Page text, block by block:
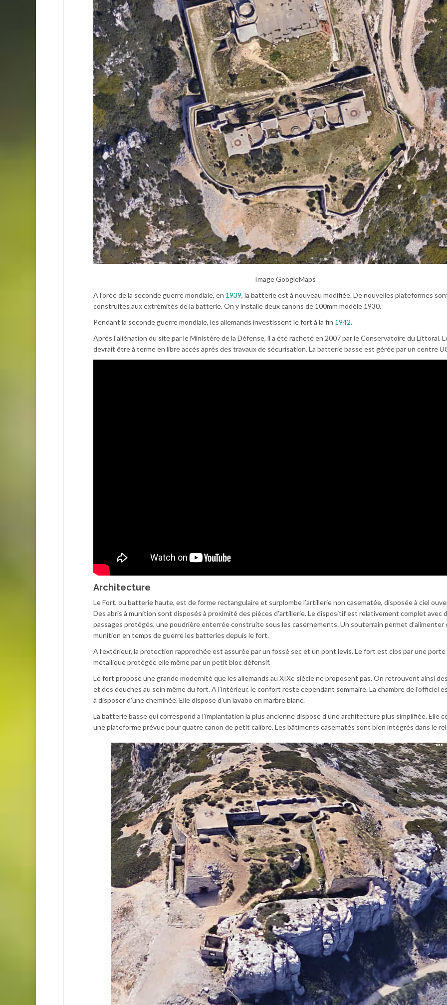
Image GoogleMaps
A l’orée de la seconde guerre mondiale, en 1939, la batterie est à nouveau modifiée. De nouvelles plateformes
construites aux extrémités de la batterie. On y installe deux canons de 100mm modèle 1930.
Pendant la seconde guerre mondiale, les allemands investissent le fort à la fin 1942.
Après l’aliénation du site par le Ministère de la Défense, il a été racheté en 2007 par le Conservatoire du Littoral.
devrait être à terme en libre accès après des travaux de sécurisation. La batterie basse est gérée par un centre
Architecture
Le Fort, ou batterie haute, est de forme rectangulaire et surplombe l’artillerie non casematée, disposée à ciel
Des abris à munition sont disposés à proximité des pièces d’artillerie. Le dispositif est relativement complet avec
passages protégés, une poudrière enterrée construite sous les casernements. Un souterrain permet d’alimenter
munition en temps de guerre les batteries depuis le fort.
A l’extérieur, la protection rapprochée est assurée par un fossé sec et un pont levis. Le fort est clos par une porte
métallique protégée elle même par un petit bloc défensif.
Le fort propose une grande modernité que les allemands au XIXe siècle ne proposent pas. On retrouvent ainsi
et des douches au sein même du fort. A l’intérieur, le confort reste cependant sommaire. La chambre de l’officiel
à disposer d’une cheminée. Elle dispose d’un lavabo en marbre blanc.
La batterie basse qui correspond a l’implantation la plus ancienne dispose d’une architecture plus simplifiée. Elle
une plateforme prévue pour quatre canon de petit calibre. Les bâtiments casematés sont bien intégrés dans le